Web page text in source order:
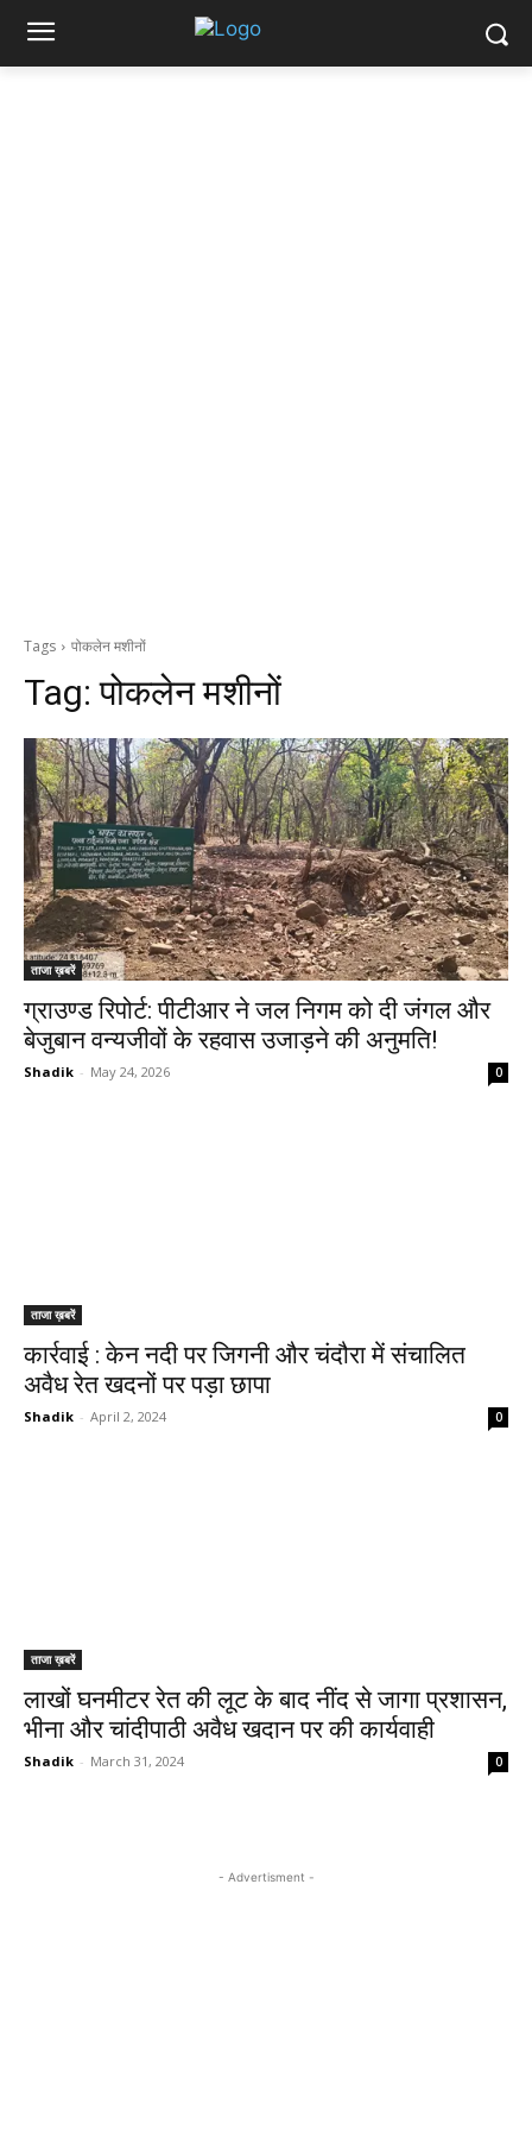
Tags पोकलेन मशीनों
Tag:पोकलेन मशीनों
ताजा ख़बरें
ग्राउण्ड रिपोर्ट: पीटीआर ने जल निगम को दी जंगल और
बेजुबान वन्यजीवों के रहवास उजाड़ने की अनुमति!
Shadik - May 24, 2026 0
ताजा ख़बरें
कार्रवाई : केन नदी पर जिगनी और चंदौरा में संचालित
अवैध रेत खदनों पर पड़ा छापा
Shadik - April 2, 2024 0
ताजा ख़बरें
लाखों घनमीटर रेत की लूट के बाद नींद से जागा प्रशासन,
भीना और चांदीपाठी अवैध खदान पर की कार्यवाही
Shadik - March 31, 2024 0
- Advertisment -